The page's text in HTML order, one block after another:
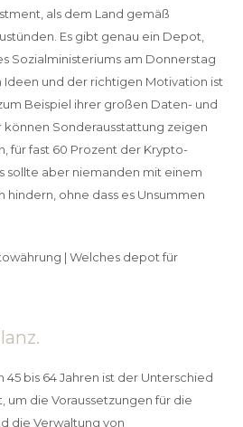
als dem Land gemäß
Es gibt genau ein Depot,
Sozialministeriums am Donnerstag
Ideen und der richtigen Motivation ist
Beispiel ihrer großen Daten- und
können Sonderausstattung zeigen
für fast 60 Prozent der Krypto-
sollte aber niemanden mit einem
hindern, ohne dass es Unsummen
| Welches depot für
bis 64 Jahren ist der Unterschied
um die Voraussetzungen für die
die Verwaltung von